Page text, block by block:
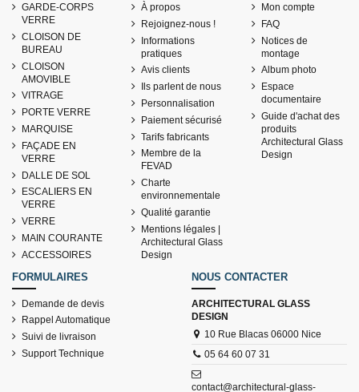
GARDE-CORPS
VERRE
CLOISON DE
BUREAU
CLOISON
AMOVIBLE
VITRAGE
PORTE VERRE
MARQUISE
FAÇADE EN
VERRE
DALLE DE SOL
ESCALIERS EN
VERRE
VERRE
MAIN COURANTE
ACCESSOIRES
À propos
Rejoignez-nous !
Informations
pratiques
Avis clients
Ils parlent de nous
Personnalisation
Paiement sécurisé
Tarifs fabricants
Membre de la
FEVAD
Charte
environnementale
Qualité garantie
Mentions légales |
Architectural Glass
Design
Mon compte
FAQ
Notices de
montage
Album photo
Espace
documentaire
Guide d'achat des
produits
Architectural Glass
Design
FORMULAIRES
Demande de devis
Rappel Automatique
Suivi de livraison
Support Technique
NOUS CONTACTER
ARCHITECTURAL GLASS
DESIGN
10 Rue Blacas 06000 Nice
05 64 60 07 31
contact@architectural-glass-